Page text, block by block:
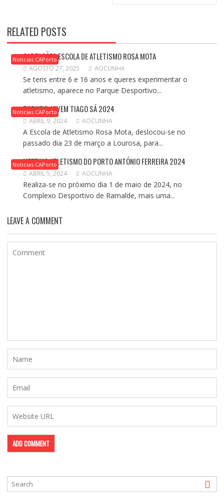
RELATED POSTS
Noticias CAPorto
CAPTAÇÕES ESCOLA DE ATLETISMO ROSA MOTA
AGOSTO 27, 2025 AOCUNHA
Se tens entre 6 e 16 anos e queres experimentar o
atletismo, aparece no Parque Desportivo...
Noticias CAPorto
TORNEIO JOVEM TIAGO SÁ 2024
ABRIL 9, 2024 AOCUNHA
A Escola de Atletismo Rosa Mota, deslocou-se no
passado dia 23 de março a Lourosa, para...
Noticias CAPorto
MEETING ATLETISMO DO PORTO ANTÓNIO FERREIRA 2024
ABRIL 5, 2024 AOCUNHA
Realiza-se no próximo dia 1 de maio de 2024, no
Complexo Desportivo de Ramalde, mais uma...
LEAVE A COMMENT